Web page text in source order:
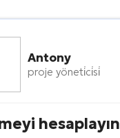
Antony
proje yöneti̇ci̇si̇
hesaplayın